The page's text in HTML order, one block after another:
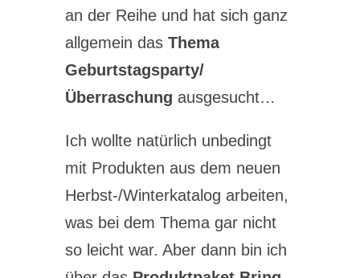
an der Reihe und hat sich ganz
allgemein das Thema
Geburtstagsparty/
Überraschung ausgesucht…
Ich wollte natürlich unbedingt
mit Produkten aus dem neuen
Herbst-/Winterkatalog arbeiten,
was bei dem Thema gar nicht
so leicht war. Aber dann bin ich